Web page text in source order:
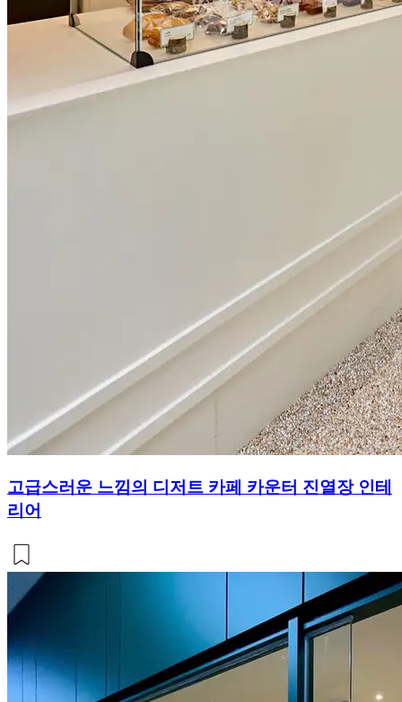
고급스러운 느낌의 디저트 카페 카운터 진열장 인테
리어